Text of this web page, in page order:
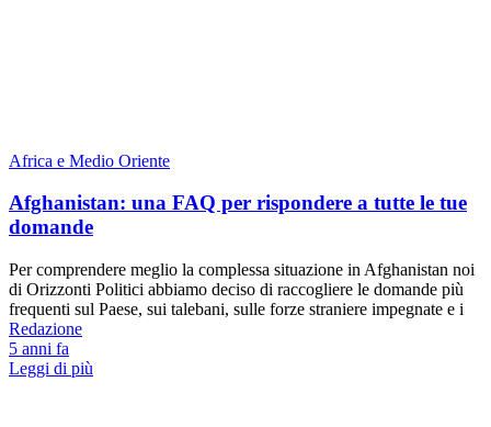
Africa e Medio Oriente
Afghanistan: una FAQ per rispondere a tutte le tue
domande
Per comprendere meglio la complessa situazione in Afghanistan noi
di Orizzonti Politici abbiamo deciso di raccogliere le domande più
frequenti sul Paese, sui talebani, sulle forze straniere impegnate e i
Redazione
5 anni fa
Leggi di più